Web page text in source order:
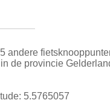
andere
de provincie
5.5765057